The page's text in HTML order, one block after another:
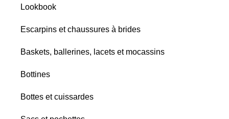
Lookbook
Escarpins et chaussures à brides
Baskets, ballerines, lacets et mocassins
Bottines
Bottes et cuissardes